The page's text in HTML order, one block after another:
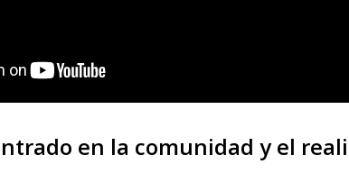
en la comunidad y el